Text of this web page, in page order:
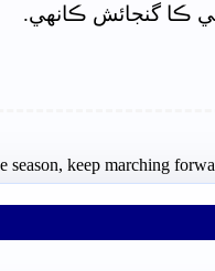
ڪا گنجائش ڪانهي.
keep marching